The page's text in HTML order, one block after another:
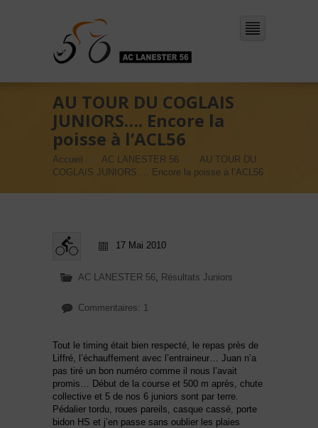
AU TOUR DU COGLAIS
JUNIORS…. Encore la
poisse à l’ACL56
Accueil AC LANESTER 56
AU TOUR DU
COGLAIS JUNIORS…. Encore la poisse à l’ACL56
17 Mai 2010
AC LANESTER 56, Résultats Juniors
Commentaires: 1
Tout le timing était bien respecté, le repas près de
Liffré, l’échauffement avec l’entraineur… Juan n’a
pas tiré un bon numéro comme il nous l’avait
promis… Début de la course et 500 m après, chute
collective et 5 de nos 6 juniors sont par terre.
Pédalier tordu, roues pareils, casque cassé, porte
bidon HS et j’en passe sans oublier les plaies